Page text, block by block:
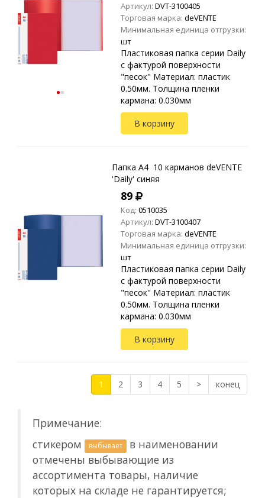
Артикул: DVT-3100405
Торговая марка: deVENTE
Минимальная единица отгрузки:
шт
Пластиковая папка серии Daily
с фактурой поверхности
"песок" Материал: пластик
0.50мм. Толщина пленки
кармана: 0.030мм
В корзину
Папка A4 10 карманов deVENTE
'Daily' синяя
89
Код: 0510035
Артикул: DVT-3100407
Торговая марка: deVENTE
Минимальная единица отгрузки:
шт
Пластиковая папка серии Daily
с фактурой поверхности
"песок" Материал: пластик
0.50мм. Толщина пленки
кармана: 0.030мм
В корзину
1 2 3 4 5 > конец
Примечание:
стикером
выбывает
в наименовании
отмечены выбывающие из
ассортимента товары, наличие
которых на складе не гарантируется;